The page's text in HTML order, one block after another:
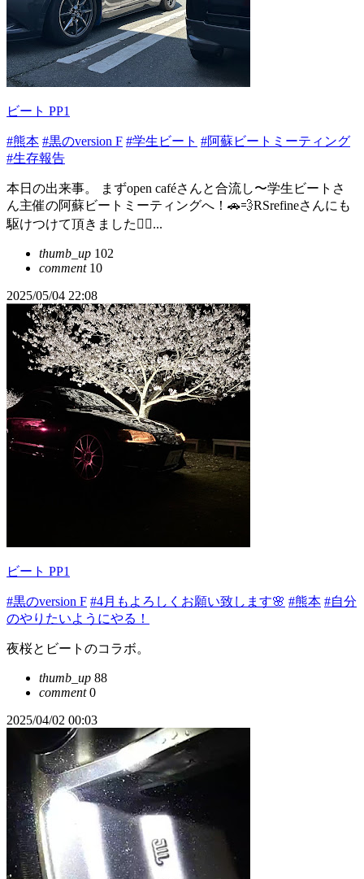
ビート PP1
#熊本 #黒のversion F #学生ビート #阿蘇ビートミーティング
#生存報告
本日の出来事。 まずopen caféさんと合流し〜学生ビートさ
ん主催の阿蘇ビートミーティングへ！🚗💨RSrefineさんにも
駆けつけて頂きました🙂‍↕️...
thumb_up 102
comment10
2025/05/04 22:08
ビート PP1
#黒のversion F #4月もよろしくお願い致します🌸 #熊本 #自分
のやりたいようにやる！
夜桜とビートのコラボ。
thumb_up 88
comment0
2025/04/02 00:03